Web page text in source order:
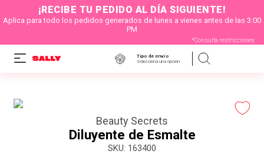
¡RECIBE TU PEDIDO AL DÍA SIGUIENTE!
Aplica para todo los pedidos generados de lunes a vienes antes de las 3:00
PM
*Consulta restricciones
Tipo de envío
Selecciona una opción
Beauty Secrets
Diluyente de Esmalte
: 163400